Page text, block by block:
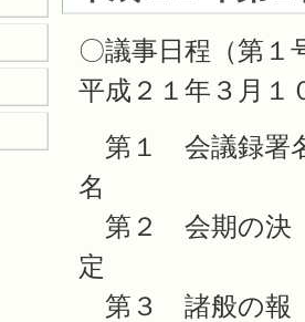
〇議事日程（第１
平成２１年３月
第１ 会議録署
第２ 会期の決
第３ 諸般の報